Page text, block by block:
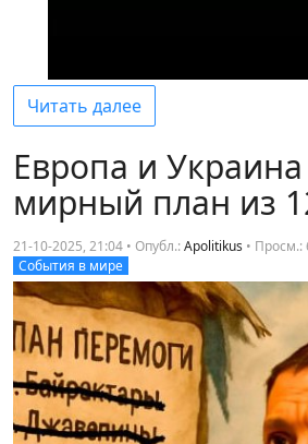
Читать далее
Европа и Украина
мирный план из
21-10-2025, 21:04 • Опубл.:Apolitikus • Просм.:
События в мире